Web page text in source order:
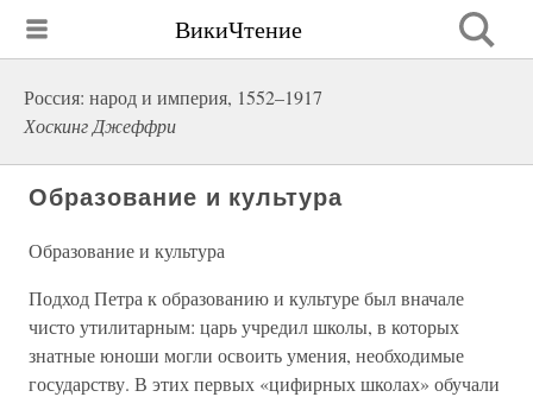
ВикиЧтение
Россия: народ и империя, 1552–1917
Хоскинг Джеффри
Образование и культура
Образование и культура
Подход Петра к образованию и культуре был вначале
чисто утилитарным: царь учредил школы, в которых
знатные юноши могли освоить умения, необходимые
государству. В этих первых «цифирных школах» обучали